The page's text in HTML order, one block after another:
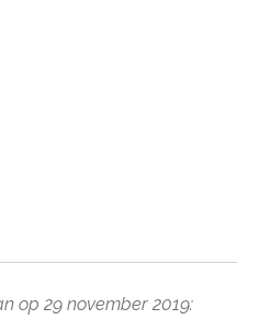
op 29 november 2019: